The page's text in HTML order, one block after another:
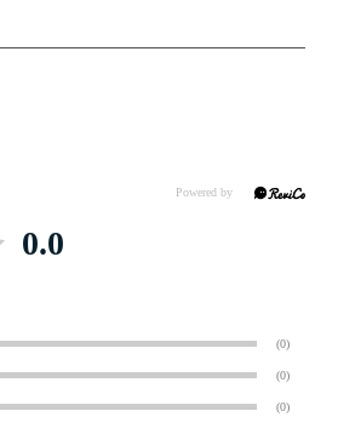
0.0
(0)
(0)
(0)